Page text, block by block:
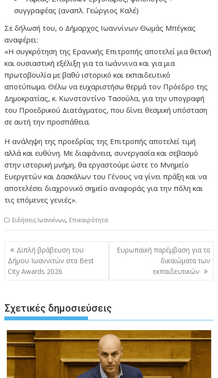
συγγραφέας (αναπλ. Γεώργιος Καλέ)
Σε δήλωσή του, ο Δήμαρχος Ιωαννίνων Θωμάς Μπέγκας
αναφέρει:
«Η συγκρότηση της Ερανικής Επιτροπής αποτελεί μια θετική
και ουσιαστική εξέλιξη για τα Ιωάννινα και για μια
πρωτοβουλία με βαθύ ιστορικό και εκπαιδευτικό
αποτύπωμα. Θέλω να ευχαριστήσω θερμά τον Πρόεδρο της
Δημοκρατίας, κ. Κωνσταντίνο Τασούλα, για την υπογραφή
του Προεδρικού Διατάγματος, που δίνει θεσμική υπόσταση
σε αυτή την προσπάθεια.
Η ανάληψη της προεδρίας της Επιτροπής αποτελεί τιμή
αλλά και ευθύνη. Με διαφάνεια, συνεργασία και σεβασμό
στην ιστορική μνήμη, θα εργαστούμε ώστε το Μνημείο
Ευεργετών και Δασκάλων του Γένους να γίνει πράξη και να
αποτελέσει διαχρονικό σημείο αναφοράς για την πόλη και
τις επόμενες γενιές».
Ειδήσεις Ιωαννίνων, Επικαιρότητα
Πλοήγηση
άρθρων
Διπλή βράβευση του
Δήμου Ιωαννιτών στα Best
City Awards 2026
Ευρωπαϊκή παρέμβαση για τα
δικαιώματα των
εκπαιδευτικών
Σχετικές δημοσιεύσεις